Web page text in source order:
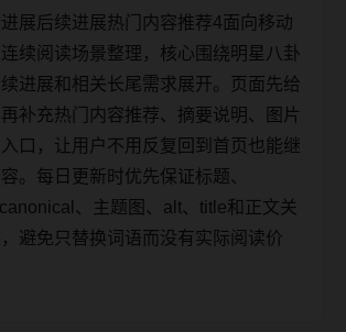
展后续进展热门内容推荐4面向移动
续阅读场景整理，核心围绕明星八卦
进展和相关长尾需求展开。页面先给
补充热门内容推荐、摘要说明、图片
口，让用户不用反复回到首页也能继
。每日更新时优先保证标题、
、主题图、alt、title和正文关
避免只替换词语而没有实际阅读价